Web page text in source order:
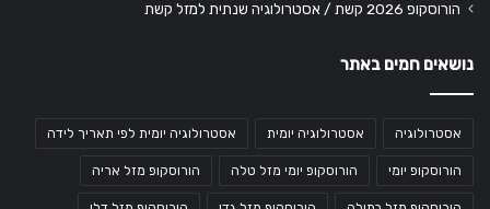
הורוסקופ 2026 קשת / אסטרולוגיה שנתית למזל קשת
נושאים חמים באתר
אסטרולוגיה אסטרולוגיה יומית אסטרולוגיה יומית לפי תאריך לידה
הורוסקופ יומי הורוסקופ יומי מזל טלה הורוסקופ מזל אריה